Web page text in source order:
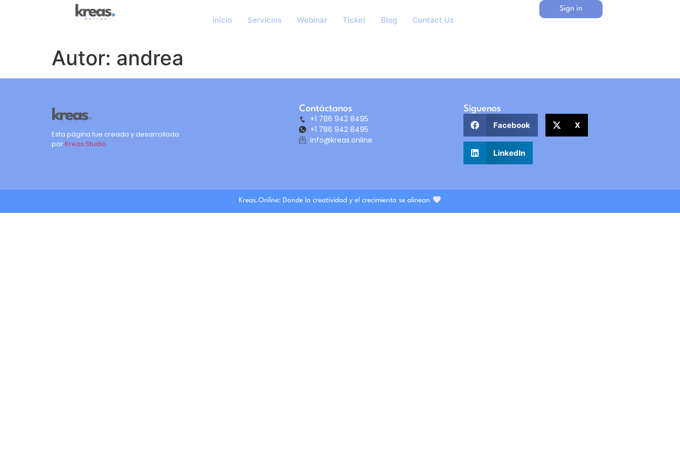
Inicio Servicios Webinar Ticket Blog Contact Us
Sign in
Autor: andrea
Esta página fue creada y desarrollada
porKreas.Studio
Contáctanos
+1 786 942 8495
+1 786 942 8495
info@kreas.online
Síguenos
Facebook X
LinkedIn
Kreas.Online: Donde la creatividad y el crecimiento se alinean